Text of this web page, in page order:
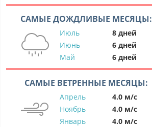
САМЫЕ ДОЖДЛИВЫЕ МЕСЯЦЫ:
Июль
8 дней
Июнь
6 дней
Май
6 дней
САМЫЕ ВЕТРЕННЫЕ МЕСЯЦЫ:
Апрель
4.0 м/с
Ноябрь
4.0 м/с
Январь
4.0 м/с